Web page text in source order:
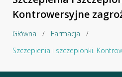
Kontrowersyjne
Główna / Farmacja
/
Szczepienia i szczepionki.